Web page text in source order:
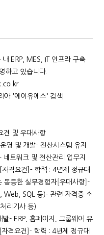
ERP, MES, IT 인프라 구축
하고 있습니다.
아 '에이유에스' 검색
건 및 우대사항
영 및 개발- 전산시스템 유지
트워크 및 전산관리 업무지
격요건]- 학력 : 4년제 정규대
동등한 실무경험자[우대사항]-
Web, SQL 등)- 관련 자격증 소
리기사 등)
- ERP, 홈페이지, 그룹웨어 유
격요건]- 학력 : 4년제 정규대